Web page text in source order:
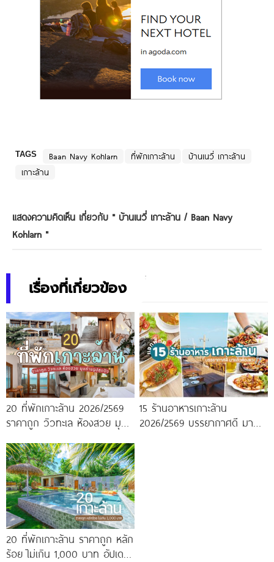
TAGS Baan Navy Kohlarn ที่พักเกาะล้าน
บ้านเนวี่ เกาะล้าน
เกาะล้าน
แสดงความคิดเห็น เกี่ยวกับ " บ้านเนวี่ เกาะล้าน / Baan Navy
Kohlarn "
เรื่องที่เกี่ยวข้อง
20 ที่พักเกาะล้าน 2026/2569
ราคาถูก วิวทะเล ห้องสวย มุม
15 ร้านอาหารเกาะล้าน
2026/2569 บรรยากาศดี มา
20 ที่พักเกาะล้าน ราคาถูก หลัก
ร้อย ไม่เกิน 1,000 บาท อัปเดต